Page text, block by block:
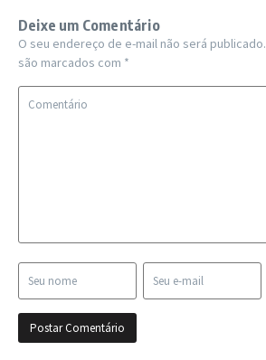
Deixe um Comentário
O seu endereço de e-mail não será publicado.
são marcados com *